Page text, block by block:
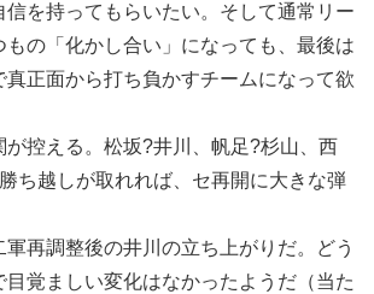
信を持ってもらいたい。そして通常リー
もの「化かし合い」になっても、最後は
真正面から打ち負かすチームになって欲
が控える。松坂?井川、帆足?杉山、西
ち越しが取れれば、セ再開に大きな弾
再調整後の井川の立ち上がりだ。どう
覚ましい変化はなかったようだ（当た